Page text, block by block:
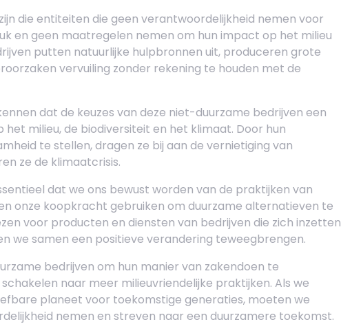
die entiteiten die geen verantwoordelijkheid nemen voor
en geen maatregelen nemen om hun impact op het milieu
putten natuurlijke hulpbronnen uit, produceren grote
vervuiling zonder rekening te houden met de
dat de keuzes van deze niet-duurzame bedrijven een
milieu, de biodiversiteit en het klimaat. Door hun
te stellen, dragen ze bij aan de vernietiging van
ze de klimaatcrisis.
dat we ons bewust worden van de praktijken van
onze koopkracht gebruiken om duurzame alternatieven te
voor producten en diensten van bedrijven die zich inzetten
we samen een positieve verandering teweegbrengen.
bedrijven om hun manier van zakendoen te
naar meer milieuvriendelijke praktijken. Als we
planeet voor toekomstige generaties, moeten we
nemen en streven naar een duurzamere toekomst.